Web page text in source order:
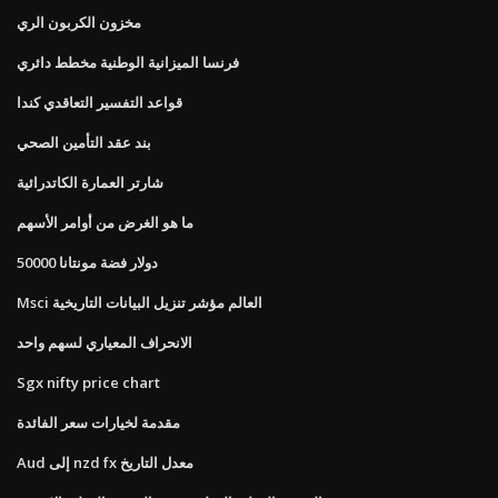
مخزون الكربون الري
فرنسا الميزانية الوطنية مخطط دائري
قواعد التفسير التعاقدي كندا
بند عقد التأمين الصحي
شارتر العمارة الكاتدرائية
ما هو الغرض من أوامر الأسهم
50000 دولار فضة مونتانا
Msci العالم مؤشر تنزيل البيانات التاريخية
الانحراف المعياري لسهم واحد
Sgx nifty price chart
مقدمة لخيارات سعر الفائدة
Aud إلى nzd fx معدل التاريخ